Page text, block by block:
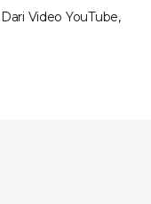
Video YouTube,